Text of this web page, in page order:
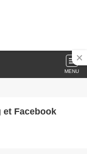
MENU
Article publié depuis Overblog et Facebook